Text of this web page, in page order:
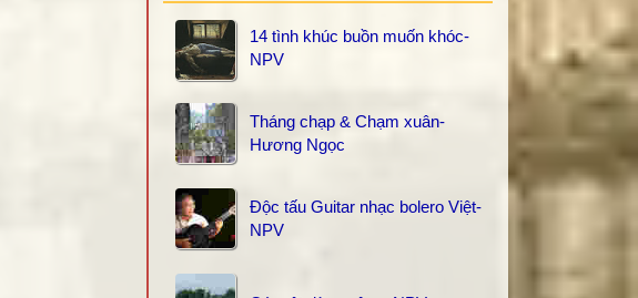
14 tình khúc buồn muốn khóc-
NPV
Tháng chạp & Chạm xuân-
Hương Ngọc
Độc tấu Guitar nhạc bolero Việt-
NPV